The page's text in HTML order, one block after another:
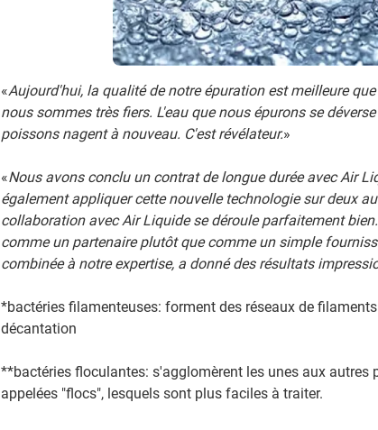
«Aujourd'hui, la qualité de notre épuration est meilleure
nous sommes très fiers. L'eau que nous épurons se
poissons nagent à nouveau. C'est révélateur.»
«Nous avons conclu un contrat de longue durée avec Air
également appliquer cette nouvelle technologie sur deux
collaboration avec Air Liquide se déroule parfaitement
comme un partenaire plutôt que comme un simple
combinée à notre expertise, a donné des résultats
*bactéries filamenteuses: forment des réseaux de
décantation
**bactéries floculantes: s'agglomèrent les unes aux autres
appelées "flocs", lesquels sont plus faciles à traiter.